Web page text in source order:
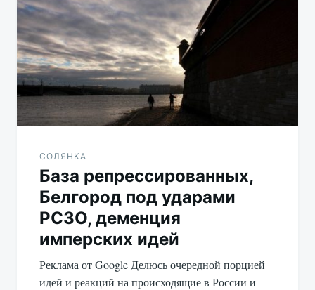
СОЛЯНКА
База репрессированных,
Белгород под ударами
РСЗО, деменция
имперских идей
Реклама от Google Делюсь очередной порцией
идей и реакций на происходящие в России и